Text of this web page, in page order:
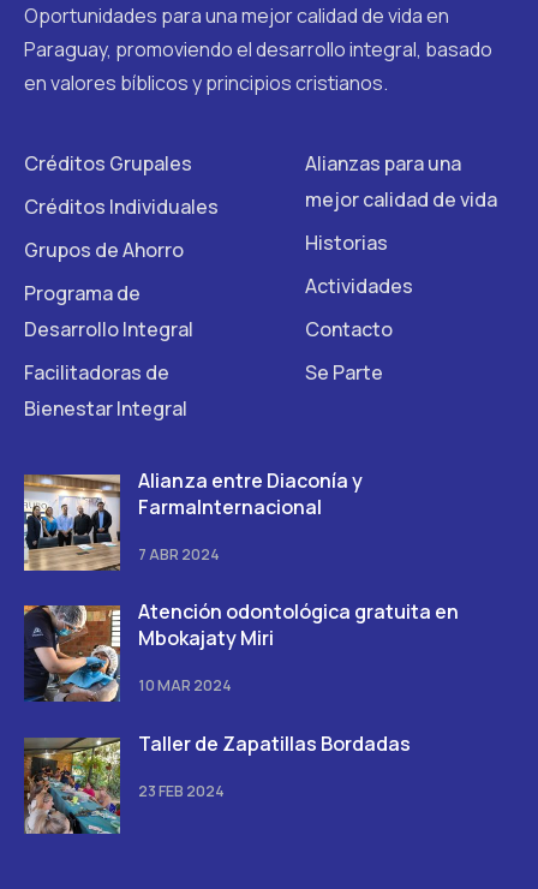
Oportunidades para una mejor calidad de vida en
Paraguay, promoviendo el desarrollo integral, basado
en valores bíblicos y principios cristianos.
Créditos Grupales
Créditos Individuales
Grupos de Ahorro
Programa de
Desarrollo Integral
Facilitadoras de
Bienestar Integral
Alianzas para una
mejor calidad de vida
Historias
Actividades
Contacto
Se Parte
Alianza entre Diaconía y
FarmaInternacional
7 ABR 2024
Atención odontológica gratuita en
Mbokajaty Miri
10 MAR 2024
Taller de Zapatillas Bordadas
23 FEB 2024